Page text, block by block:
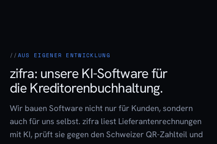
AUS EIGENER ENTWICKLUNG
zifra: unsere KI-Software für
die Kreditorenbuchhaltung.
Wir bauen Software nicht nur für Kunden, sondern
auch für uns selbst. zifra liest Lieferantenrechnungen
mit KI, prüft sie gegen den Schweizer QR-Zahlteil und